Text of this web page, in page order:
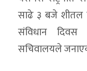
साढे ३ बजे शीतल
संविधान
सचिवालयले